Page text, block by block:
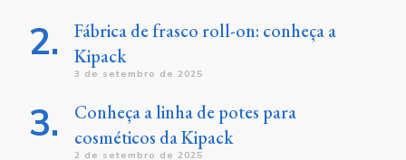
Fábrica de frasco roll-on: conheça a
Kipack
3 de setembro de 2025
Conheça a linha de potes para
cosméticos da Kipack
2 de setembro de 2025